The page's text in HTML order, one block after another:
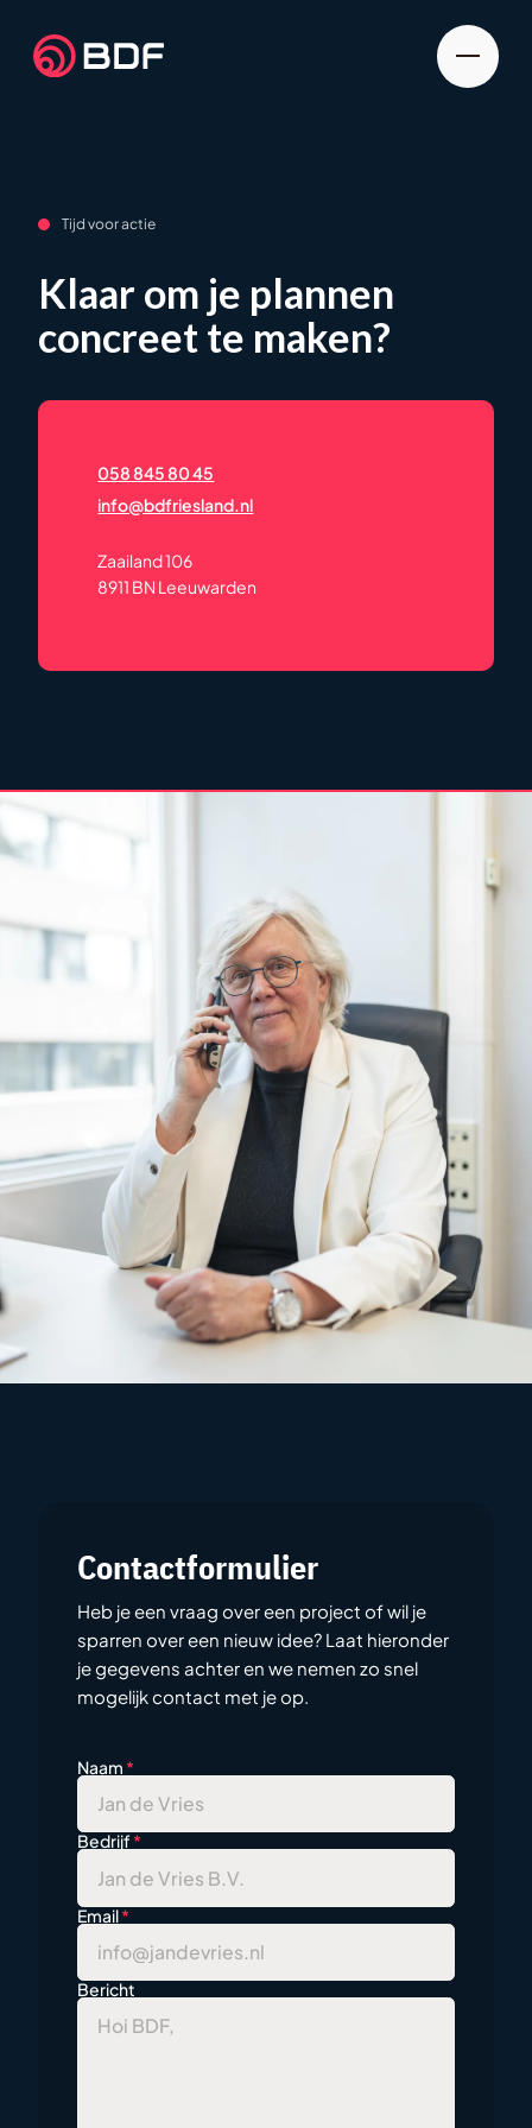
Tijd voor actie
Klaar om je plannen
concreet te maken?
058 845 80 45
info@bdfriesland.nl
Zaailand 106
8911 BN Leeuwarden
Contactformulier
Heb je een vraag over een project of wil je
sparren over een nieuw idee? Laat hieronder
je gegevens achter en we nemen zo snel
mogelijk contact met je op.
Naam *
Bedrijf *
Email*
Bericht